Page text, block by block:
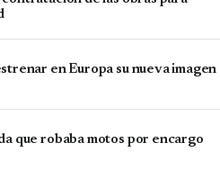
en Europa su nueva imagen
que robaba motos por encargo